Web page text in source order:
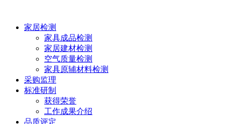
家居检测
家具成品检测
家居建材检测
空气质量检测
家具原辅材料检测
采购监理
标准研制
获得荣誉
工作成果介绍
品质评定